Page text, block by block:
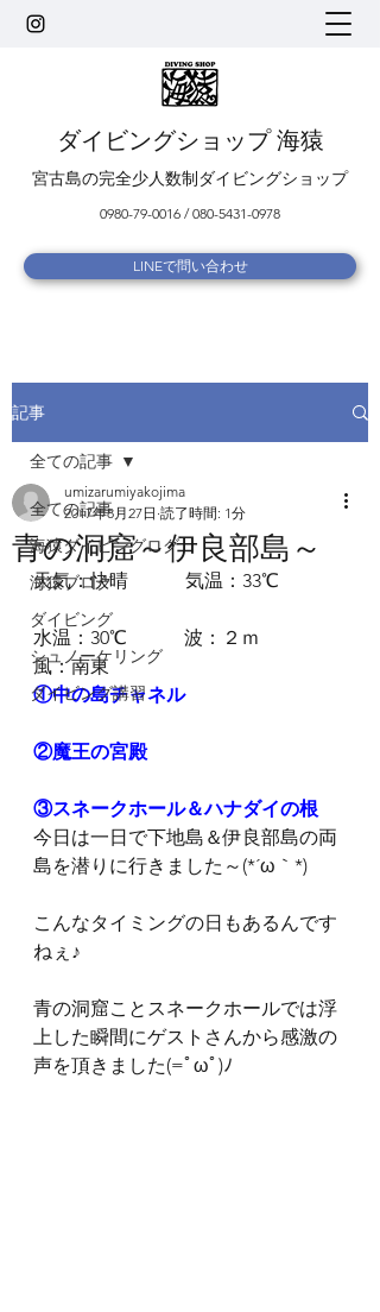
ダイビングショップ 海猿
宮古島の完全少人数制ダイビングショップ
0980-79-0016 /080-5431-0978
LINEで問い合わせ
記事
全ての記事
海猿ダイビングログ
海猿ブログ
ダイビング
シュノーケリング
ダイビング講習
全ての記事
青の洞窟～伊良部島～
umizarumiyakojima
2017年8月27日 読了時間: 1分
天気：快晴　　　気温：33℃
水温：30℃　　　波：２ｍ
風：南東
①中の島チャネル
②魔王の宮殿
③スネークホール＆ハナダイの根
今日は一日で下地島＆伊良部島の両
島を潜りに行きました～(*´ω｀*)
こんなタイミングの日もあるんです
ねぇ♪
青の洞窟ことスネークホールでは浮
上した瞬間にゲストさんから感激の
声を頂きました(=ﾟωﾟ)ﾉ